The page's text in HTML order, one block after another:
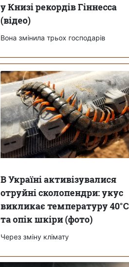
у Книзі рекордів Гіннесса
(відео)
Вона змінила трьох господарів
В Україні активізувалися
отруйні сколопендри: укус
викликає температуру 40°C
та опік шкіри (фото)
Через зміну клімату